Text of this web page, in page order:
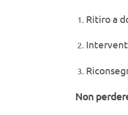
Ritiro a
Non